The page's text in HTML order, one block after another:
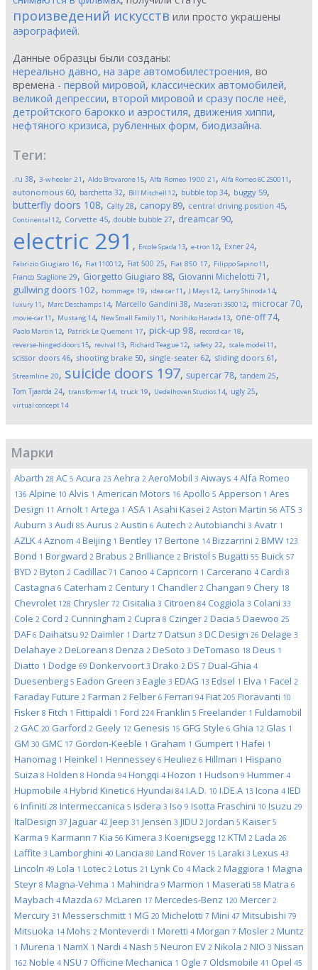
произведений искусств или просто украшены
аэрографией.
Данные образцы были созданы:
нереально давно, на заре автомобилестроения, во
времена - первой мировой, классических автомобилей,
великой депрессии, второй мировой и сразу после неё,
детройтского барокко и аэростиля, движения хиппи,
нефтяного кризиса, рубленных форм, биодизайна.
Теги:
.ru 38, 3-wheeler 21 , Aldo Brovarone15, Alfa Romeo 1900 21 , Alfa Romeo 6C 250011 ,
autonomous 60, barchetta 32, Bill Mitchell 12, bubble top 34, buggy 59,
butterfly doors 108, Calty 28, canopy 89, central driving position 45,
Continental 12, Corvette 45, double bubble 27, dreamcar 90,
electric 291 , Ercole Spada 13, e-tron 12, Exner 24,
Fabrizio Giugiaro 16, Fiat 110012, Fiat 500 25, Fiat 850 17, Filippo Sapino11 ,
Franco Scaglione 29, Giorgetto Giugiaro 88, Giovanni Michelotti 71 ,
gullwing doors 102, hommage 19, idea car11 , J Mays12, Larry Shinoda 14,
luxury11 , Marc Deschamps14, Marcello Gandini 38, Maserati 350012, microcar70,
movie-car11 , Mustang 14, New Small Family11 , Norihiko Harada 13, one-off74,
Paolo Martin 12, Patrick Le Quement 17, pick-up 98, record-car 18,
reverse-hinged doors15, revival 13, Richard Teague12, safety 22, scale model 11 ,
scissor doors 46, shooting brake 50, single-seater 62, sliding doors 61 ,
Streamline 20, suicide doors 197, supercar78, tandem 25,
Tom Tjaarda 24, transformer14, truck 19, Uedelhoven Studios14, ugly 25,
virtual concept14
Марки
Abarth 28 AC 5 Acura 23 Aehra 2 AeroMobil 3 Aiways 4 Alfa Romeo
136 Alpine 10 Alvis 1 American Motors 16 Apollo 5 Apperson 1 Ares
Design 11 Arnolt 1 Artega 1 ASA 1 Asahi Kasei 2 Aston Martin 56 ATS 3
Auburn 3 Audi 85 Aurus 2 Austin 6 Autech 2 Autobianchi 3 Avatr 1
AZLK 4 Aznom 4 Beijing 1 Bentley 17 Bertone 14 Bizzarrini 2 BMW 123
Bond 1 Borgward 2 Brabus 2 Brilliance 2 Bristol 5 Bugatti 55 Buick 57
BYD 2 Byton 2 Cadillac 71 Canoo 4 Capricorn 1 Carcerano 4 Cardi 8
Castagna 6 Caterham 2 Century 1 Chandler 2 Changan 9 Chery 18
Chevrolet 128 Chrysler 72 Cisitalia 3 Citroen 84 Coggiola 3 Colani 33
Cole 2 Cord 2 Cunningham 2 Cupra 8 Czinger 2 Dacia 5 Daewoo 25
DAF 6 Daihatsu 92 Daimler 1 Dartz 7 Datsun 3 DC Design 26 Delage 3
Delahaye 2 DeLorean 8 Denza 2 DeSoto 3 DeTomaso 18 Deus 1
Diatto 1 Dodge 69 Donkervoort 3 Drako 2 DS 7 Dual-Ghia 4
Duesenberg 5 Eadon Green 3 Eagle 3 EDAG 13 Edsel 1 Elva 1 Facel 2
Faraday Future 2 Farman 2 Felber 6 Ferrari 94 Fiat 205 Fioravanti 10
Fisker 8 Fitch 1 Fittipaldi 1 Ford 224 Franklin 5 Freelander 1 Fuldamobil
2 GAC 20 Garford 2 Geely 12 Genesis 15 GFG Style 6 Ghia 12 Glas 1
GM 30 GMC 17 Gordon-Keeble 1 Graham 1 Gumpert 1 Hafei 1
Hanomag 1 Heinkel 1 Hennessey 6 Heuliez 6 Hillman 1 Hispano
Suiza 8 Holden 8 Honda 94 Hongqi 4 Hozon 1 Hudson 9 Hummer 4
Hupmobile 4 Hybrid Kinetic 6 Hyundai 84 I.A.D. 10 I.DE.A 13 Icona 4 IED
6 Infiniti 28 Intermeccanica 5 Isdera 3 Iso 9 Isotta Fraschini 10 Isuzu 29
ItalDesign 37 Jaguar 42 Jeep 31 Jensen 3 JIDU 2 Jordan 5 Kaiser 5
Karma 9 Karmann 7 Kia 56 Kimera 3 Koenigsegg 12 KTM 2 Lada 26
Laffite 3 Lamborghini 40 Lancia 80 Land Rover 15 Laraki 3 Lexus 43
Lincoln 49 Lola 1 Lotec 2 Lotus 21 Lynk Co 4 Mack 2 Maggiora 1 Magna
Steyr 8 Magna-Vehma 1 Mahindra 9 Marmon 1 Maserati 58 Matra 6
Maybach 4 Mazda 67 McLaren 17 Mercedes-Benz 120 Mercer 2
Mercury 31 Messerschmitt 1 MG 20 Michelotti 7 Mini 47 Mitsubishi 79
Mitsuoka 14 Mohs 2 Monteverdi 1 Moretti 4 Morgan 7 Mosler 2 Muntz
1 Murena 1 NamX 1 Nardi 4 Nash 5 Neuron EV 2 Nikola 2 NIO 3 Nissan
162 Noble 4 NSU 7 Officine Mechanica 1 Ogle 7 Oldsmobile 41 Opel 45